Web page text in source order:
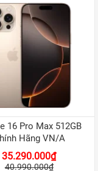
16 Pro Max 512GB
Hãng VN/A
35.290.000₫
40.990.000₫